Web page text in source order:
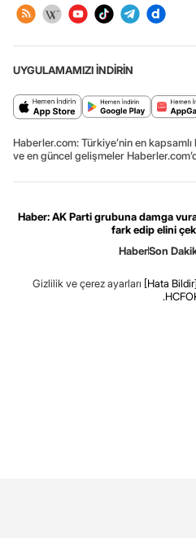
UYGULAMAMIZI İNDİRİN
Haberler.com: Türkiye’nin en
ve en güncel gelişmeler
Haber: AK Parti grubuna damga
fark edip elini
HaberSon
Gizlilik ve çerez ayarları [Hata Bildir]